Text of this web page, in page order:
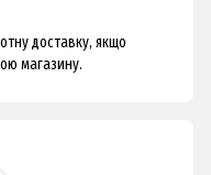
доставку, якщо
магазину.